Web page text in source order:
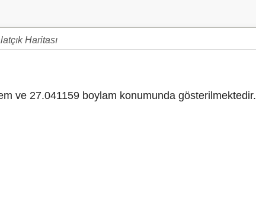
Haritası
ve 27.041159 boylam konumunda gösterilmektedir.